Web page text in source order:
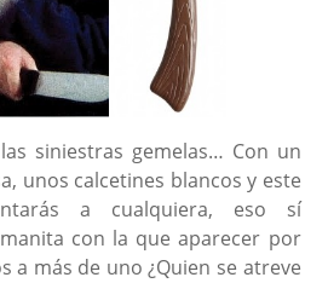
siniestras gemelas… Con un
unos calcetines blancos y este
a cualquiera, eso sí
con la que aparecer por
a más de uno ¿Quien se atreve